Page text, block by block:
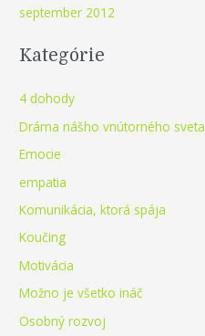
september 2012
Kategórie
4 dohody
Dráma nášho vnútorného sveta
Emocie
empatia
Komunikácia, ktorá spája
Koučing
Motivácia
Možno je všetko ináč
Osobný rozvoj